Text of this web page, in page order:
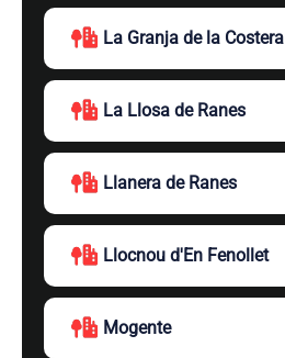
La Granja de la Costera
La Llosa de Ranes
Llanera de Ranes
Llocnou d'En Fenollet
Mogente